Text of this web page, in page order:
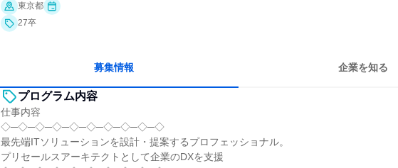
東京都
27卒
募集情報 企業を知る
プログラム内容
仕事内容
◇─◇─◇─◇─◇─◇─◇─◇─◇─◇
最先端ITソリューションを設計・提案するプロフェッショナル。
プリセールスアーキテクトとして企業のDXを支援